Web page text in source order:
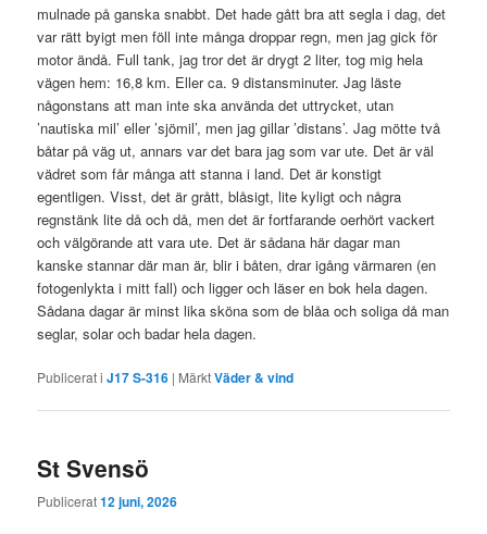
mulnade på ganska snabbt. Det hade gått bra att segla i dag, det
var rätt byigt men föll inte många droppar regn, men jag gick för
motor ändå. Full tank, jag tror det är drygt 2 liter, tog mig hela
vägen hem: 16,8 km. Eller ca. 9 distansminuter. Jag läste
någonstans att man inte ska använda det uttrycket, utan
’nautiska mil’ eller ’sjömil’, men jag gillar ’distans’. Jag mötte två
båtar på väg ut, annars var det bara jag som var ute. Det är väl
vädret som får många att stanna i land. Det är konstigt
egentligen. Visst, det är grått, blåsigt, lite kyligt och några
regnstänk lite då och då, men det är fortfarande oerhört vackert
och välgörande att vara ute. Det är sådana här dagar man
kanske stannar där man är, blir i båten, drar igång värmaren (en
fotogenlykta i mitt fall) och ligger och läser en bok hela dagen.
Sådana dagar är minst lika sköna som de blåa och soliga då man
seglar, solar och badar hela dagen.
Publicerat i J17 S-316 | MärktVäder & vind
St Svensö
Publicerat12 juni, 2026